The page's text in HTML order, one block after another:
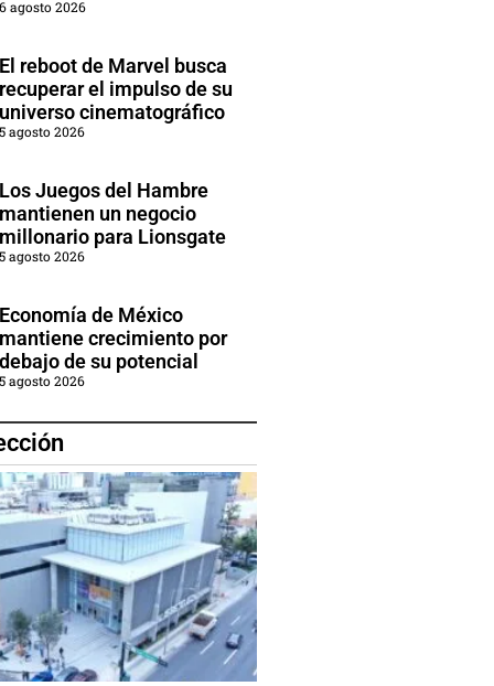
agosto 2026
reboot de Marvel busca
el impulso de su
cinematográfico
agosto 2026
Juegos del Hambre
un negocio
para Lionsgate
agosto 2026
de México
crecimiento por
de su potencial
agosto 2026